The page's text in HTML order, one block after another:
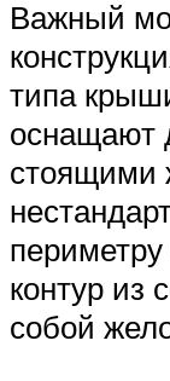
Важный
типа
оснащают
стоящими
контур из
собой